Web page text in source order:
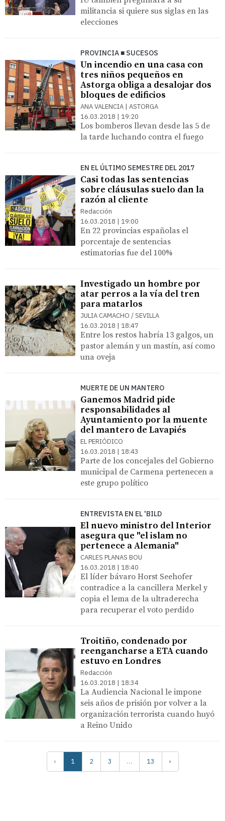
militancia si quiere sus siglas en las
elecciones
PROVINCIA ■ SUCESOS
Un incendio en una casa con
tres niños pequeños en
Astorga obliga a desalojar dos
bloques de edificios
ANA VALENCIA | ASTORGA
16.03.2018 | 19:20
Los bomberos llevan desde las 5 de
la tarde luchando contra el fuego
EN EL ÚLTIMO SEMESTRE DEL 2017
Casi todas las sentencias
sobre cláusulas suelo dan la
razón al cliente
Redacción
16.03.2018 | 19:00
En 22 provincias españolas el
porcentaje de sentencias
estimatorias fue del 100%
Investigado un hombre por
atar perros a la vía del tren
para matarlos
JULIA CAMACHO / SEVILLA
16.03.2018 | 18:47
Entre los restos habría 13 galgos, un
pastor alemán y un mastín, así como
una oveja
MUERTE DE UN MANTERO
Ganemos Madrid pide
responsabilidades al
Ayuntamiento por la muente
del mantero de Lavapiés
EL PERIÓDICO
16.03.2018 | 18:43
Parte de los concejales del Gobierno
municipal de Carmena pertenecen a
este grupo político
ENTREVISTA EN EL 'BILD
El nuevo ministro del Interior
asegura que "el islam no
pertenece a Alemania"
CARLES PLANAS BOU
16.03.2018 | 18:40
El líder bávaro Horst Seehofer
contradice a la cancillera Merkel y
copia el lema de la ultraderecha
para recuperar el voto perdido
Troitiño, condenado por
reengancharse a ETA cuando
estuvo en Londres
Redacción
16.03.2018 | 18:34
La Audiencia Nacional le impone
seis años de prisión por volver a la
organización terrorista cuando huyó
a Reino Unido
‹ 1 2 3 … 13 ›